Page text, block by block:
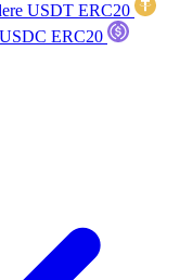
USDT ERC20
ERC20